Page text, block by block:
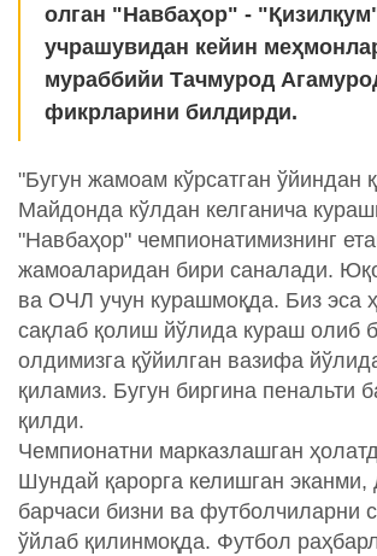
олган "Навбаҳор" -
учрашувидан кейин
мураббийи Тачмурод
фикрларини билдирди.
"Бугун жамоам кўрсатган ўйиндан
Майдонда кўлдан келганича
"Навбаҳор" чемпионатимизнинг
жамоаларидан бири саналади.
ва ОЧЛ учун курашмоқда. Биз эса
сақлаб қолиш йўлида кураш олиб
олдимизга қўйилган вазифа
қиламиз. Бугун биргина пенальти
қилди.
Чемпионатни марказлашган
Шундай қарорга келишган эканми,
барчаси бизни ва футболчиларни
ўйлаб қилинмоқда. Футбол